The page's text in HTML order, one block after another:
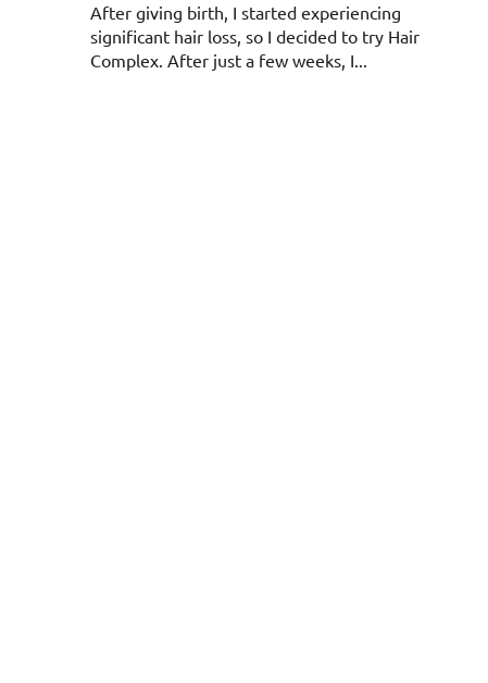
After giving birth, I started experiencing
significant hair loss, so I decided to try Hair
Complex. After just a few weeks, I...